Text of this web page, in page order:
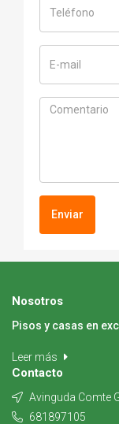
Enviar
Nosotros
Pisos y casas en
Leer más
Contacto
Avinguda Comte
681897105